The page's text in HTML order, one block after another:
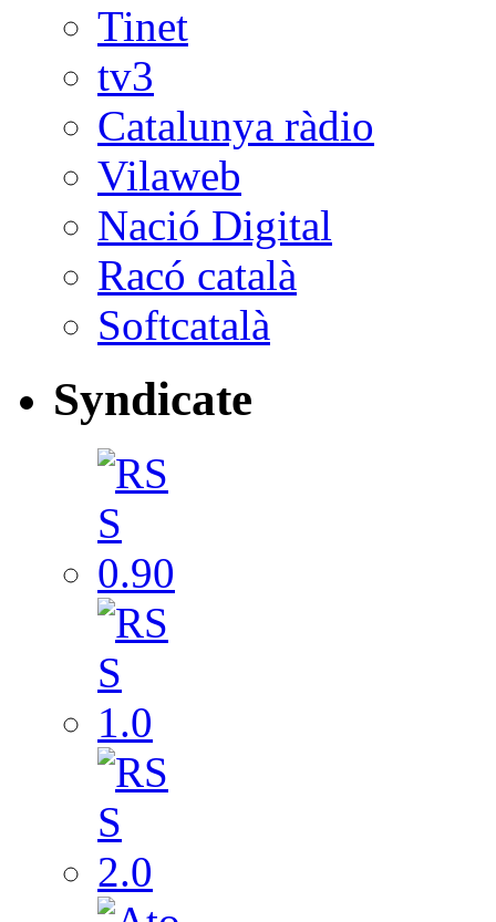
Tinet
tv3
Catalunya ràdio
Vilaweb
Nació Digital
Racó català
Softcatalà
Syndicate